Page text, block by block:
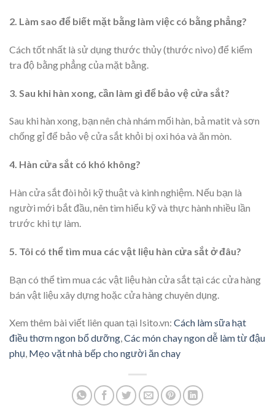
2. Làm sao để biết mặt bằng làm việc có bằng phẳng?
Cách tốt nhất là sử dụng thước thủy (thước nivo) để kiểm
tra độ bằng phẳng của mặt bằng.
3. Sau khi hàn xong, cần làm gì để bảo vệ cửa sắt?
Sau khi hàn xong, bạn nên chà nhám mối hàn, bả matit và sơn
chống gỉ để bảo vệ cửa sắt khỏi bị oxi hóa và ăn mòn.
4. Hàn cửa sắt có khó không?
Hàn cửa sắt đòi hỏi kỹ thuật và kinh nghiệm. Nếu bạn là
người mới bắt đầu, nên tìm hiểu kỹ và thực hành nhiều lần
trước khi tự làm.
5. Tôi có thể tìm mua các vật liệu hàn cửa sắt ở đâu?
Bạn có thể tìm mua các vật liệu hàn cửa sắt tại các cửa hàng
bán vật liệu xây dựng hoặc cửa hàng chuyên dụng.
Xem thêm bài viết liên quan tại Isito.vn: Cách làm sữa hạt
điều thơm ngon bổ dưỡng,Các món chay ngon dễ làm từ đậu
phụ, Mẹo vặt nhà bếp cho người ăn chay